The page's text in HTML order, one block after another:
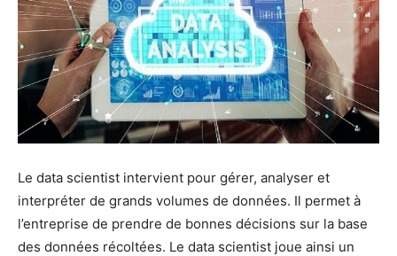
Le data scientist intervient pour gérer, analyser et
interpréter de grands volumes de données. Il permet à
l’entreprise de prendre de bonnes décisions sur la base
des données récoltées. Le data scientist joue ainsi un